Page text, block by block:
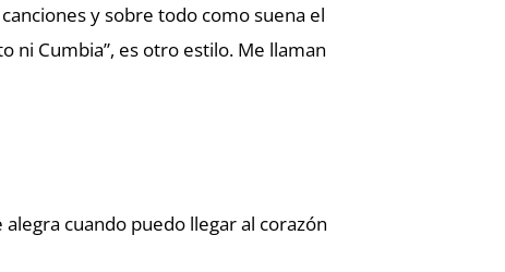
y sobre todo como suena el
ni Cumbia”, es otro estilo. Me llaman
cuando puedo llegar al corazón